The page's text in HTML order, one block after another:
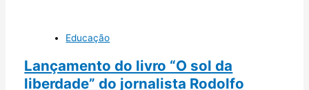
Educação
Lançamento do livro “O sol da
liberdade” do jornalista Rodolfo